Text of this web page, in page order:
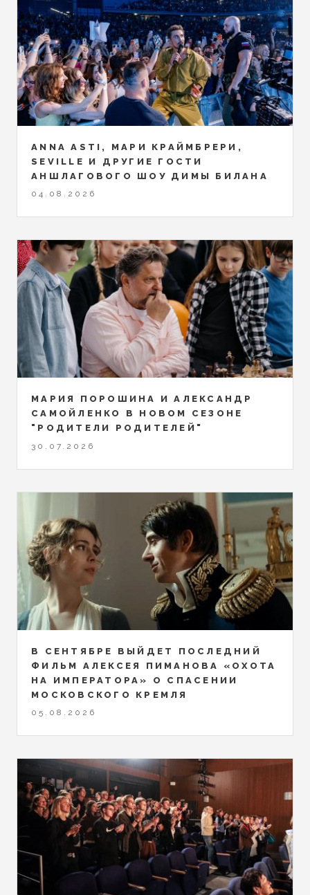
ANNA ASTI, МАРИ КРАЙМБРЕРИ,
SEVILLE И ДРУГИЕ ГОСТИ
АНШЛАГОВОГО ШОУ ДИМЫ БИЛАНА
04.08.2026
МАРИЯ ПОРОШИНА И АЛЕКСАНДР
САМОЙЛЕНКО В НОВОМ СЕЗОНЕ
"РОДИТЕЛИ РОДИТЕЛЕЙ"
30.07.2026
В СЕНТЯБРЕ ВЫЙДЕТ ПОСЛЕДНИЙ
ФИЛЬМ АЛЕКСЕЯ ПИМАНОВА «ОХОТА
НА ИМПЕРАТОРА» О СПАСЕНИИ
МОСКОВСКОГО КРЕМЛЯ
05.08.2026